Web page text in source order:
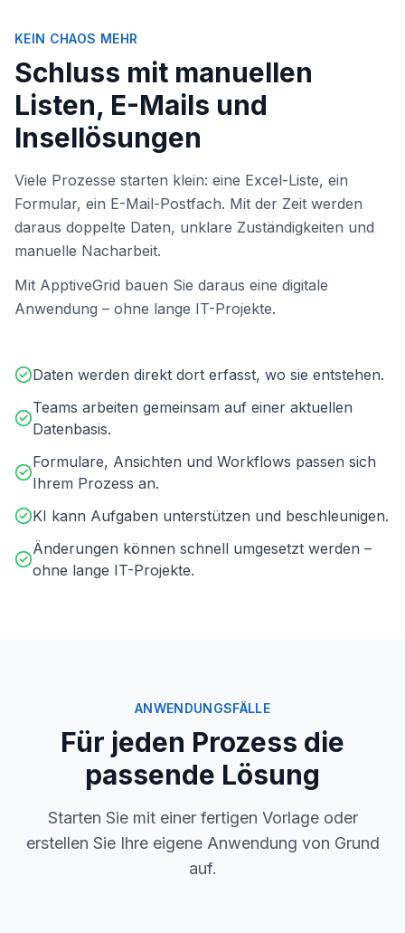
KEIN CHAOS MEHR
Schluss mit manuellen
Listen, E-Mails und
Insellösungen
Viele Prozesse starten klein: eine Excel-Liste, ein
Formular, ein E-Mail-Postfach. Mit der Zeit werden
daraus doppelte Daten, unklare Zuständigkeiten und
manuelle Nacharbeit.
Mit ApptiveGrid bauen Sie daraus eine digitale
Anwendung – ohne lange IT-Projekte.
Daten werden direkt dort erfasst, wo sie entstehen.
Teams arbeiten gemeinsam auf einer aktuellen
Datenbasis.
Formulare, Ansichten und Workflows passen sich
Ihrem Prozess an.
KI kann Aufgaben unterstützen und beschleunigen.
Änderungen können schnell umgesetzt werden –
ohne lange IT-Projekte.
ANWENDUNGSFÄLLE
Für jeden Prozess die
passende Lösung
Starten Sie mit einer fertigen Vorlage oder
erstellen Sie Ihre eigene Anwendung von Grund
auf.